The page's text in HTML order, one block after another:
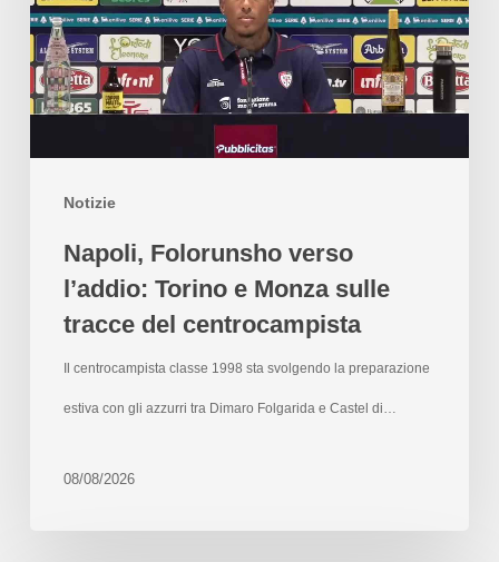
Notizie
Napoli, Folorunsho verso
l’addio: Torino e Monza sulle
tracce del centrocampista
Il centrocampista classe 1998 sta svolgendo la preparazione
estiva con gli azzurri tra Dimaro Folgarida e Castel di…
08/08/2026